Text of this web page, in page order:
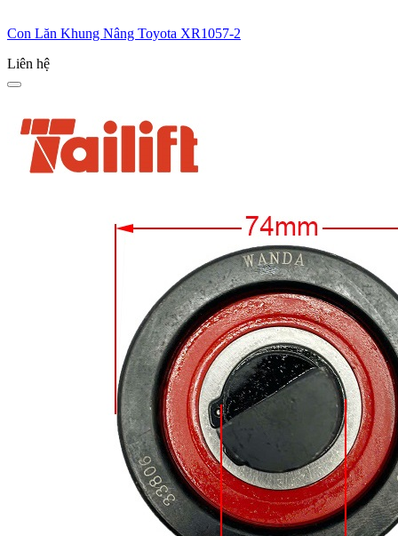
Con Lăn Khung Nâng Toyota XR1057-2
Liên hệ